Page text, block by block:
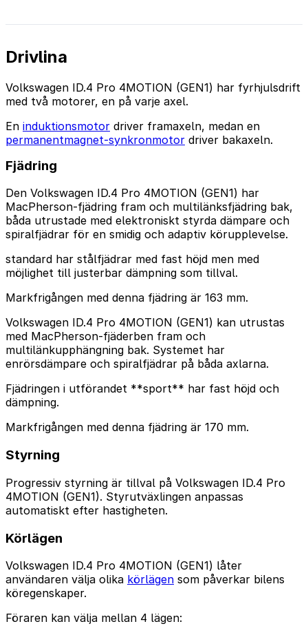
Drivlina
Volkswagen ID.4 Pro 4MOTION (GEN1) har fyrhjulsdrift
med två motorer, en på varje axel.
En induktionsmotor driver framaxeln, medan en
permanentmagnet-synkronmotor driver bakaxeln.
Fjädring
Den Volkswagen ID.4 Pro 4MOTION (GEN1) har
MacPherson-fjädring fram och multilänksfjädring bak,
båda utrustade med elektroniskt styrda dämpare och
spiralfjädrar för en smidig och adaptiv körupplevelse.
standard har stålfjädrar med fast höjd men med
möjlighet till justerbar dämpning som tillval.
Markfrigången med denna fjädring är 163 mm.
Volkswagen ID.4 Pro 4MOTION (GEN1) kan utrustas
med MacPherson-fjäderben fram och
multilänkupphängning bak. Systemet har
enrörsdämpare och spiralfjädrar på båda axlarna.
Fjädringen i utförandet **sport** har fast höjd och
dämpning.
Markfrigången med denna fjädring är 170 mm.
Styrning
Progressiv styrning är tillval på Volkswagen ID.4 Pro
4MOTION (GEN1). Styrutväxlingen anpassas
automatiskt efter hastigheten.
Körlägen
Volkswagen ID.4 Pro 4MOTION (GEN1) låter
användaren välja olika körlägen som påverkar bilens
köregenskaper.
Föraren kan välja mellan 4 lägen: